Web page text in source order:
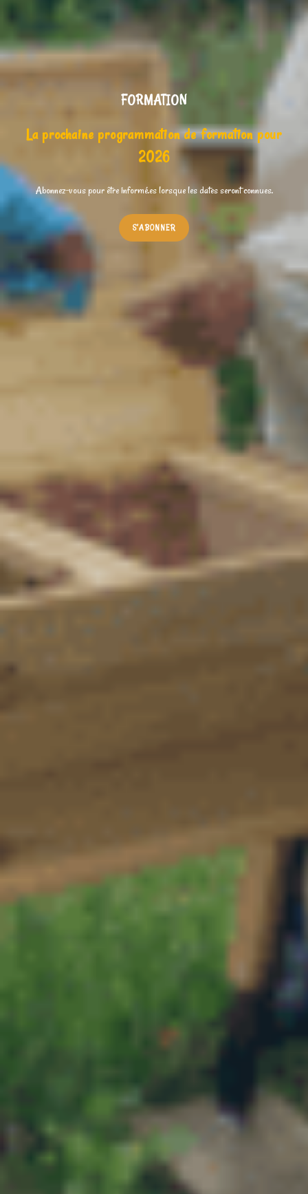
FORMATION
La prochaine programmation de formation pour
2026
Abonnez-vous pour être informé.es lorsque les dates seront connues.
S’ABONNER